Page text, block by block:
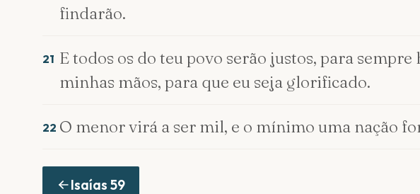
findarão.
21 E todos os do teu povo serão justos, para
minhas mãos, para que eu seja glorificado.
22 O menor virá a ser mil, e o mínimo uma nação
Isaías 59